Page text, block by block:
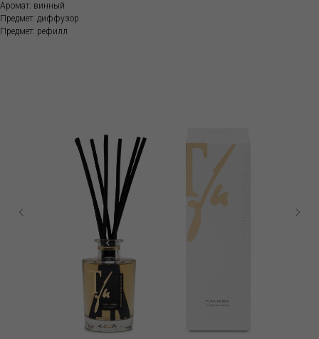
Аромат: винный
Предмет: диффузор
Предмет: рефилл